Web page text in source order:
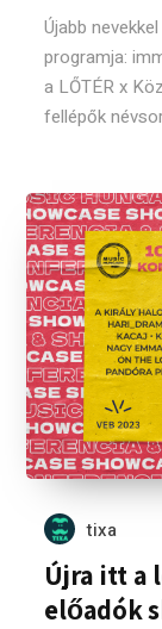
Újabb
programja:
a LŐTÉR x
fellépők
tixa
Újra itt a
előadók